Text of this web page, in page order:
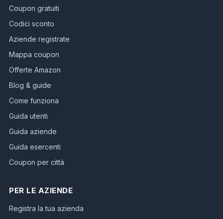
Coupon gratuiti
Codici sconto
Aziende registrate
Mappa coupon
Offerte Amazon
Blog & guide
Come funziona
Guida utenti
Guida aziende
Guida esercenti
Coupon per città
PER LE AZIENDE
Registra la tua azienda